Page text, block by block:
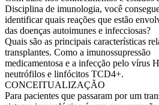
Disciplina de imunologia, você
identificar quais reações que estão
das doenças autoimunes e infecciosas?
Quais são as principais características
transplantes. Como a imunossupressão
medicamentosa e a infecção pelo vírus
neutrófilos e linfócitos TCD4+.
CONCEITUALIZAÇÃO
Para pacientes que passaram por um